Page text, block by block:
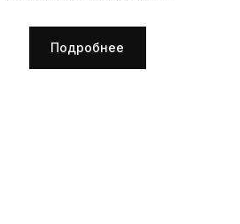
Подробнее